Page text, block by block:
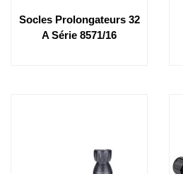
Socles Prolongateurs 32
A Série 8571/16